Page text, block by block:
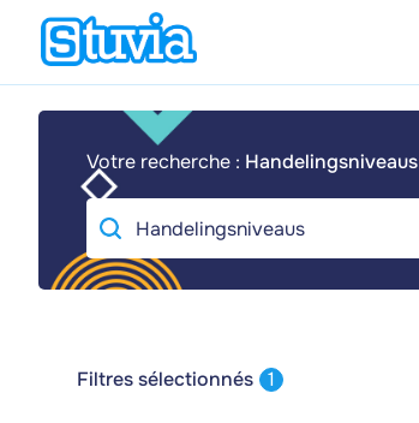
Votre recherche : Handelingsniveaus
Filtres sélectionnés 1